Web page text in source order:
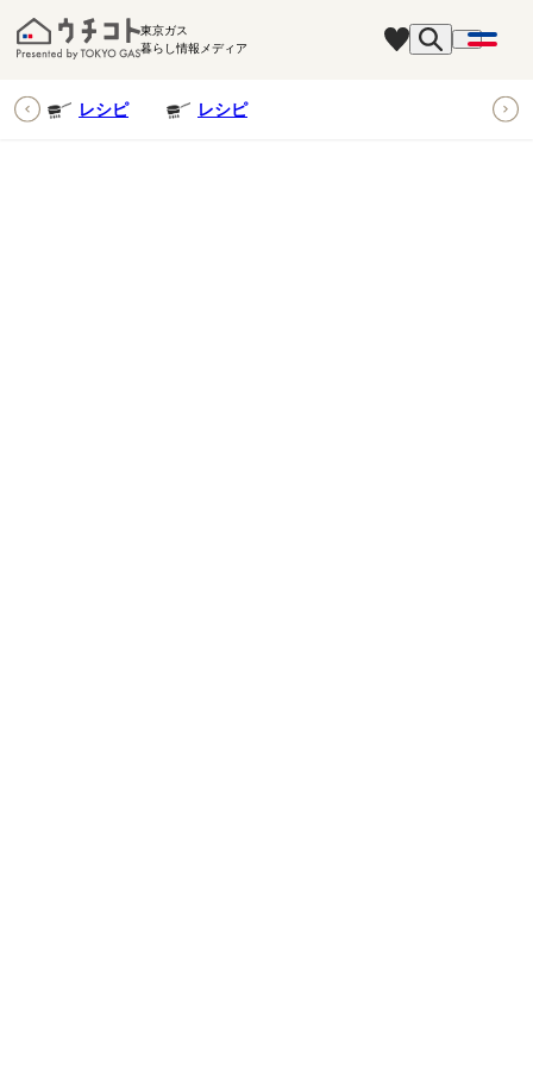
東京ガス
暮らし情報メディア
レシピ レシピ